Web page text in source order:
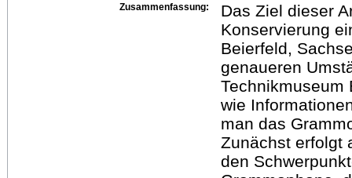
Zusammenfassung:
Das Ziel dieser
Konservierung
Beierfeld,
genaueren
Technikmuseum
wie
man das
Zunächst erfolgt
den